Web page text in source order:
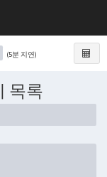
(5분 지연)
목록